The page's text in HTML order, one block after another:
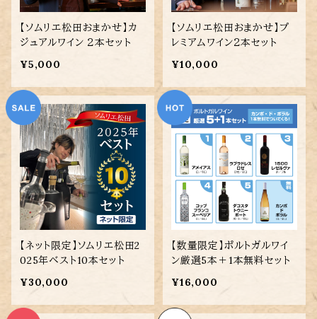
【ソムリエ松田おまかせ】カ
ジュアルワイン ２本セット
¥5,000
【ソムリエ松田おまかせ】プ
レミアムワイン２本セット
¥10,000
【ネット限定】ソムリエ松田2
025年ベスト10本セット
¥30,000
【数量限定】ポルトガルワイ
ン厳選5本＋1本無料セット
¥16,000